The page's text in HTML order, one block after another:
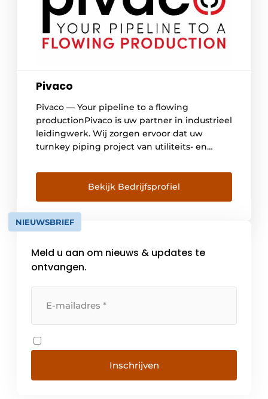
Pivaco
Pivaco — Your pipeline to a flowing
productionPivaco is uw partner in industrieel
leidingwerk. Wij zorgen ervoor dat uw
turnkey piping project van utiliteits- en
verloopt — van engineering tot oplevering.
Dankzij een grondige voorbereiding in ons
eigen atelier beperken we de impact op uw
site tot een minimum. Onze expertise […]
Bekijk Bedrijfsprofiel
NIEUWSBRIEF
Meld u aan om nieuws & updates te
ontvangen.
Inschrijven